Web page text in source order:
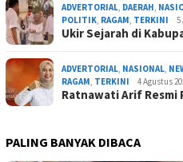
ADVERTORIAL DAERAH
POLITIK RAGAM TERKINI 5
Ukir Sejarah di
ADVERTORIAL NASIONAL
RAGAM TERKINI 4 Agustus
Ratnawati Arif
PALING BANYAK DIBACA